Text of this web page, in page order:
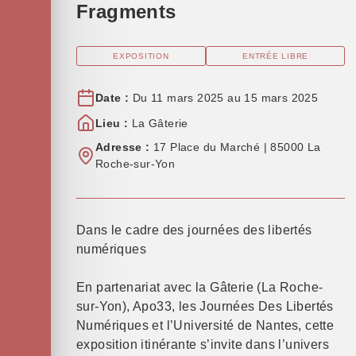
Fragments
EXPOSITION ENTRÉE LIBRE
Date : Du 11 mars 2025 au 15 mars 2025
Lieu : La Gâterie
Adresse : 17 Place du Marché | 85000 La
Roche-sur-Yon
Dans le cadre des journées des libertés
numériques
En partenariat avec la Gâterie (La Roche-
sur-Yon), Apo33, les Journées Des Libertés
Numériques et l’Université de Nantes, cette
exposition itinérante s’invite dans l’univers